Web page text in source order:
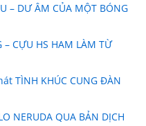
– DƯ ÂM CỦA MỘT BÓNG
– CỰU HS HAM LÀM TỪ
TÌNH KHÚC CUNG ĐÀN
NERUDA QUA BẢN DỊCH